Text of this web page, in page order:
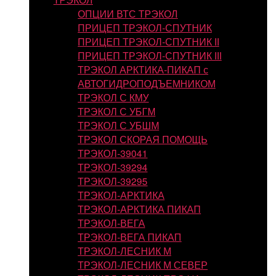
ОПЦИИ ВТС ТРЭКОЛ
ПРИЦЕП ТРЭКОЛ-СПУТНИК
ПРИЦЕП ТРЭКОЛ-СПУТНИК II
ПРИЦЕП ТРЭКОЛ-СПУТНИК III
ТРЭКОЛ АРКТИКА-ПИКАП с
АВТОГИДРОПОДЪЕМНИКОМ
ТРЭКОЛ С КМУ
ТРЭКОЛ С УБГМ
ТРЭКОЛ С УБШМ
ТРЭКОЛ СКОРАЯ ПОМОЩЬ
ТРЭКОЛ-39041
ТРЭКОЛ-39294
ТРЭКОЛ-39295
ТРЭКОЛ-АРКТИКА
ТРЭКОЛ-АРКТИКА ПИКАП
ТРЭКОЛ-ВЕГА
ТРЭКОЛ-ВЕГА ПИКАП
ТРЭКОЛ-ЛЕСНИК М
ТРЭКОЛ-ЛЕСНИК М СЕВЕР